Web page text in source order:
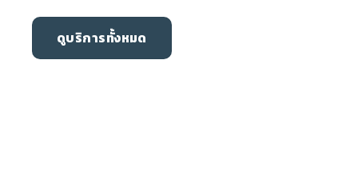
ดูบริการทั้งหมด